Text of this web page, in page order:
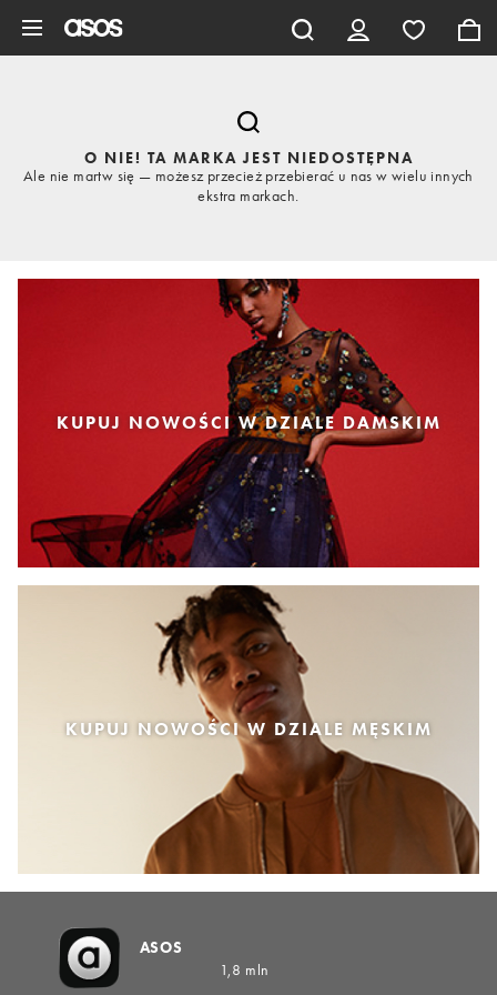
O NIE! TA MARKA JEST NIEDOSTĘPNA
Ale nie martw się — możesz przecież przebierać u nas w wielu innych
ekstra markach.
KUPUJ NOWOŚCI W DZIALE DAMSKIM
KUPUJ NOWOŚCI W DZIALE MĘSKIM
ASOS
1,8 mln